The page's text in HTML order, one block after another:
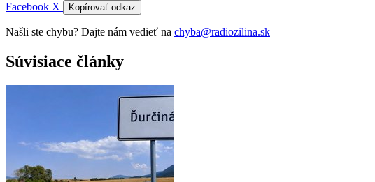
Facebook X Kopírovať odkaz
Našli ste chybu? Dajte nám vedieť na chyba@radiozilina.sk
Súvisiace články